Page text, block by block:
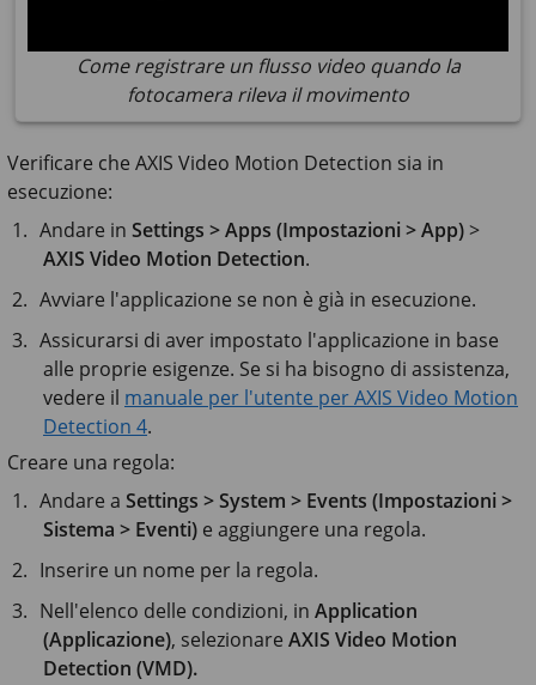
Come registrare un flusso video quando la
fotocamera rileva il movimento
Verificare che AXIS Video Motion Detection sia in
esecuzione:
Andare inSettings > Apps (Impostazioni > App)>
AXIS Video Motion Detection.
Avviare l'applicazione se non è già in esecuzione.
Assicurarsi di aver impostato l'applicazione in base
alle proprie esigenze. Se si ha bisogno di assistenza,
vedere il manuale per l'utente per AXIS Video Motion
Detection 4.
Creare una regola:
Andare aSettings > System > Events (Impostazioni >
Sistema > Eventi) e aggiungere una regola.
Inserire un nome per la regola.
Nell'elenco delle condizioni, inApplication
(Applicazione), selezionare AXIS Video Motion
Detection (VMD).